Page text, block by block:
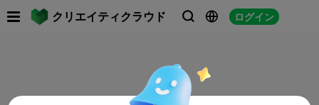
クリエイティクラウド   ログイン